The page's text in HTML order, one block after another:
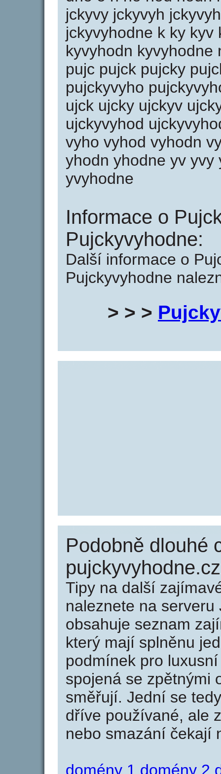
jckyvy jckyvyh
jckyvyhodne k ky kyv
kyvyhodn kyvyhodne
pujc pujck pujcky
pujckyvyho
ujck ujcky ujckyv
ujckyvyhod
vyho vyhod vyhodn
yhodn yhodne yv yvy
yvyhodne
Informace o
Pujckyvyhodne:
Další informace o
Pujckyvyhodne
> > >
Podobně dlouhé
pujckyvyhodne.cz
Tipy na další
naleznete na serveru
obsahuje seznam
který mají splněnu
podmínek pro
spojená se zpětnými
směřují. Jední se
dříve používané, ale
nebo smazání čekají
domény 1 domény 2